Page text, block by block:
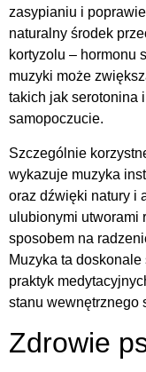
zasypianiu i
naturalny środek
kortyzolu – hormonu
muzyki może
takich jak serotonina
samopoczucie.
Szczególnie
wykazuje muzyka
oraz dźwięki natury i
ulubionymi utworami
sposobem na
Muzyka ta
praktyk
stanu wewnętrznego
Zdrowie